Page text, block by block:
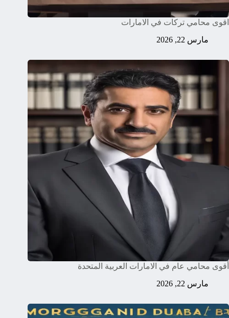
اقوى محامي تركات في الامارات
مارس 22, 2026
أقوى محامي عام في الامارات العربية المتحدة
مارس 22, 2026